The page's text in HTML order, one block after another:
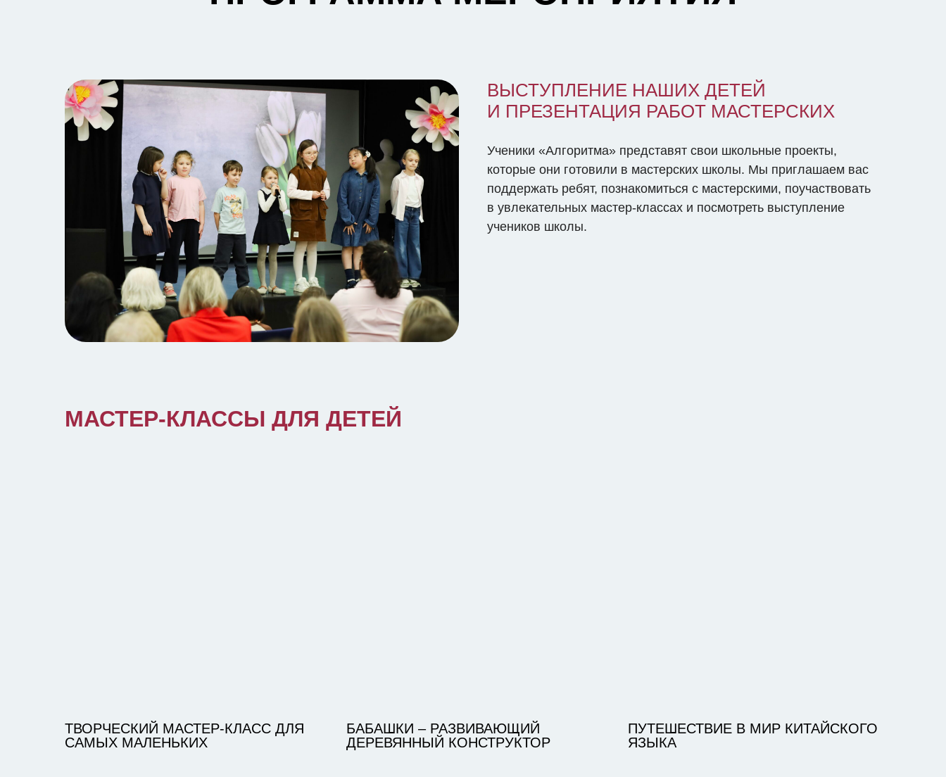
ВЫСТУПЛЕНИЕ НАШИХ ДЕТЕЙ
И ПРЕЗЕНТАЦИЯ РАБОТ МАСТЕРСКИХ
Ученики «Алгоритма» представят свои школьные проекты,
которые они готовили в мастерских школы. Мы приглашаем вас
поддержать ребят, познакомиться с мастерскими, поучаствовать
в увлекательных мастер-классах и посмотреть выступление
учеников школы.
МАСТЕР-КЛАССЫ ДЛЯ ДЕТЕЙ
ТВОРЧЕСКИЙ МАСТЕР-КЛАСС ДЛЯ
САМЫХ МАЛЕНЬКИХ
БАБАШКИ – РАЗВИВАЮЩИЙ
ДЕРЕВЯННЫЙ КОНСТРУКТОР
ПУТЕШЕСТВИЕ В МИР КИТАЙСКОГО
ЯЗЫКА